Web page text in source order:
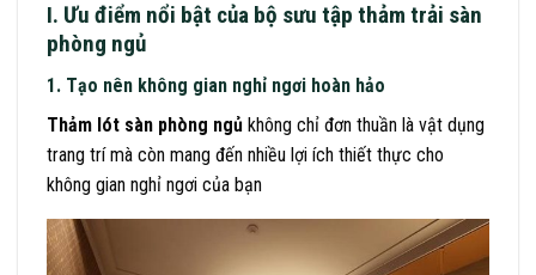
I. Ưu điểm nổi bật của bộ sưu tập thảm trải sàn
phòng ngủ
1. Tạo nên không gian nghỉ ngơi hoàn hảo
Thảm lót sàn phòng ngủ không chỉ đơn thuần là vật dụng
trang trí mà còn mang đến nhiều lợi ích thiết thực cho
không gian nghỉ ngơi của bạn